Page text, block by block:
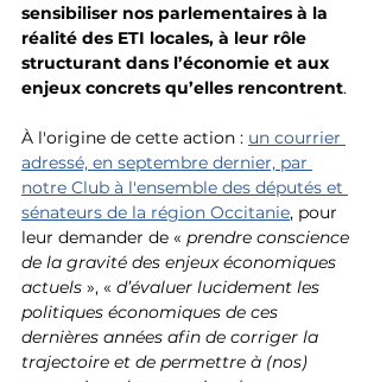
sensibiliser nos parlementaires à la
réalité des ETI locales, à leur rôle
structurant dans l’économie et aux
enjeux concrets qu’elles rencontrent.
À l'origine de cette action : un courrier
adressé, en septembre dernier, par
notre Club à l'ensemble des députés et
sénateurs de la région Occitanie, pour
leur demander de « prendre conscience
de la gravité des enjeux économiques
actuels », « d’évaluer lucidement les
politiques économiques de ces
dernières années afin de corriger la
trajectoire et de permettre à (nos)